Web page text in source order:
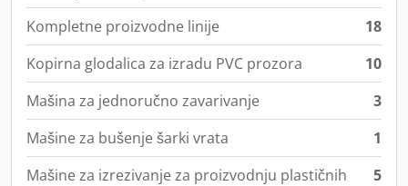
Kompletne proizvodne linije
18
Kopirna glodalica za izradu PVC prozora
10
Mašina za jednoručno zavarivanje
3
Mašine za bušenje šarki vrata
1
Mašine za izrezivanje za proizvodnju plastičnih
5